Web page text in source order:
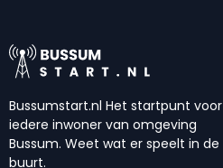
Bussumstart.nl Het startpunt voor
iedere inwoner van omgeving
Bussum. Weet wat er speelt in de
buurt.